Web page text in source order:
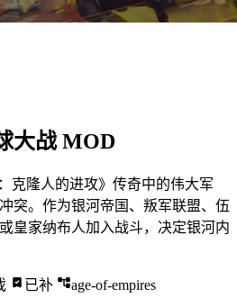
大战 MOD
克隆人的进攻》传奇中的伟大军
突。作为银河帝国、叛军联盟、伍
皇家纳布人加入战斗，决定银河内
已补
age-of-empires